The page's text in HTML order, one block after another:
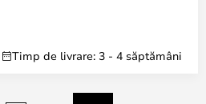
Timp de livrare: 3 - 4 săptămâni